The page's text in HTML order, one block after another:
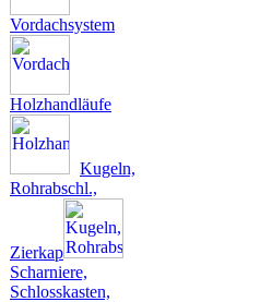
Vordachsystem
Holzhandläufe
Kugeln,
Rohrabschl.,
Zierkap
Scharniere,
Schlosskasten,